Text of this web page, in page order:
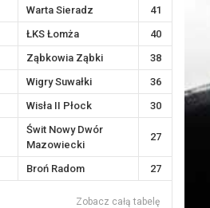
Warta Sieradz
41
ŁKS Łomża
40
Ząbkowia Ząbki
38
Wigry Suwałki
36
Wisła II Płock 30
Świt Nowy Dwór
Mazowiecki
27
Broń Radom 27
Zobacz całą tabelę